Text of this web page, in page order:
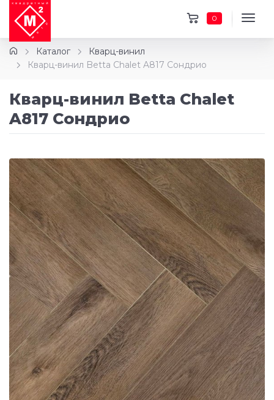
0
Каталог
Кварц-винил
Кварц-винил Betta Chalet A817 Сондрио
Кварц-винил Betta Chalet
A817 Сондрио